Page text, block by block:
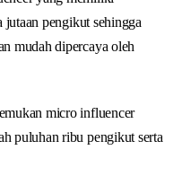
pengikut sehingga
mudah dipercaya oleh
micro influencer
puluhan ribu pengikut serta